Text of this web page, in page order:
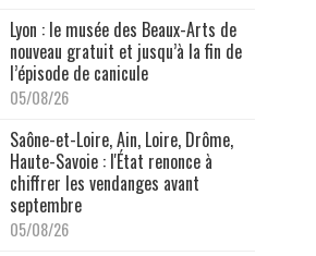
Lyon : le musée des Beaux-Arts de
nouveau gratuit et jusqu’à la fin de
l’épisode de canicule
05/08/26
Saône-et-Loire, Ain, Loire, Drôme,
Haute-Savoie : l'État renonce à
chiffrer les vendanges avant
septembre
05/08/26